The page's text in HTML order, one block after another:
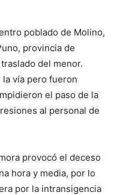
poblado de Molino,
provincia de
del menor.
vía pero fueron
el paso de la
al personal de
provocó el deceso
hora y media, por lo
por la intransigencia